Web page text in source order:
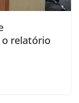
o relatório